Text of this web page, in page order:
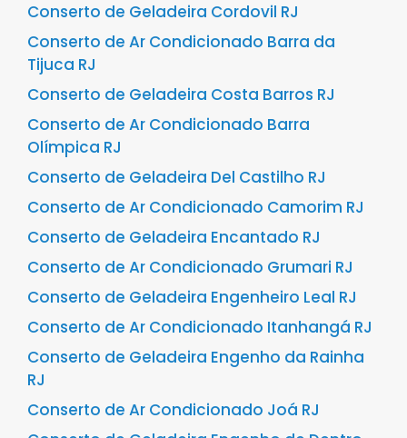
Conserto de Geladeira Cordovil RJ
Conserto de Ar Condicionado Barra da
Tijuca RJ
Conserto de Geladeira Costa Barros RJ
Conserto de Ar Condicionado Barra
Olímpica RJ
Conserto de Geladeira Del Castilho RJ
Conserto de Ar Condicionado Camorim RJ
Conserto de Geladeira Encantado RJ
Conserto de Ar Condicionado Grumari RJ
Conserto de Geladeira Engenheiro Leal RJ
Conserto de Ar Condicionado Itanhangá RJ
Conserto de Geladeira Engenho da Rainha
RJ
Conserto de Ar Condicionado Joá RJ